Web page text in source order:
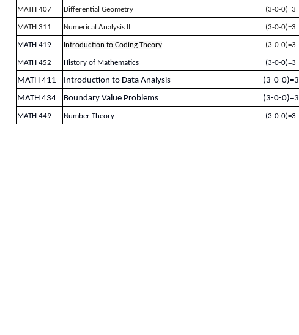
MATH 407 Differential Geometry (3-0-0)=3
MATH 311 Numerical Analysis II (3-0-0)=3
MATH 419 Introduction to Coding Theory (3-0-0)=3
MATH 452 History of Mathematics (3-0-0)=3
MATH 411 Introduction to Data Analysis (3-0-0)=3
MATH 434 Boundary Value Problems (3-0-0)=3
MATH 449 Number Theory (3-0-0)=3